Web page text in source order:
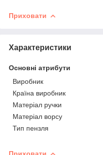
Приховати
Характеристики
Основні атрибути
Виробник
Країна виробник
Матеріал ручки
Матеріал ворсу
Тип пензля
Приховати